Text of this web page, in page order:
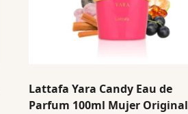
Lattafa Yara Candy Eau de
Parfum 100ml Mujer Original